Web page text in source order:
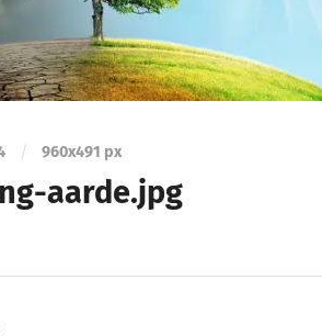
/ 960x491 px
aarde.jpg